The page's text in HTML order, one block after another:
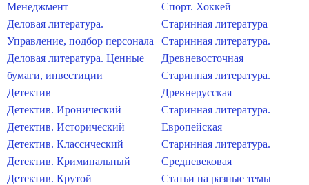
Менеджмент
Деловая литература.
Управление, подбор персонала
Деловая литература. Ценные
бумаги, инвестиции
Детектив
Детектив. Иронический
Детектив. Исторический
Детектив. Классический
Детектив. Криминальный
Детектив. Крутой
Спорт. Хоккей
Старинная литература
Старинная литература.
Древневосточная
Старинная литература.
Древнерусская
Старинная литература.
Европейская
Старинная литература.
Средневековая
Статьи на разные темы